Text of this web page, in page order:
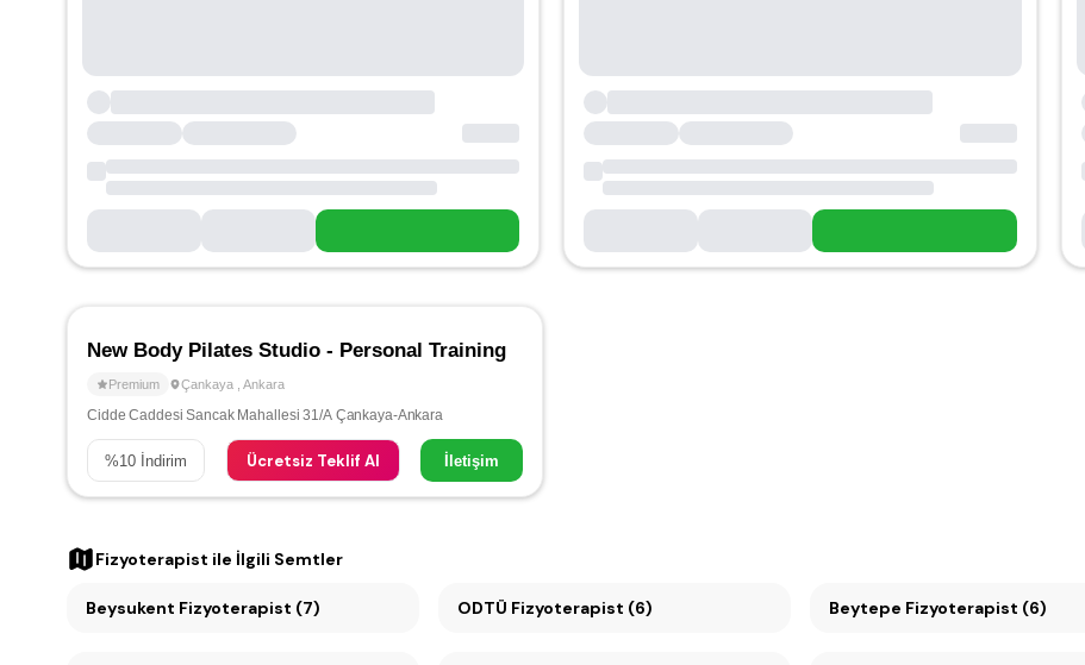
New Body Pilates Studio - Personal Training
Premium Çankaya Ankara
Cidde Caddesi Sancak Mahallesi 31/A Çankaya-Ankara
%10 İndirim Ücretsiz Teklif Al İletişim
Fizyoterapist ile İlgili Semtler
Beysukent Fizyoterapist (7) ODTÜ Fizyoterapist (6) Beytepe Fizyoterapist (6)